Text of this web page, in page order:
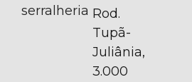
serralheria Rod.
Tupã-
Juliânia,
3.000